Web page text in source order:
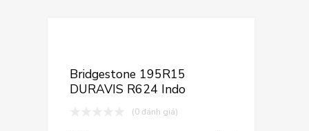
Bridgestone 195R15
DURAVIS R624 Indo
(0 đánh giá)